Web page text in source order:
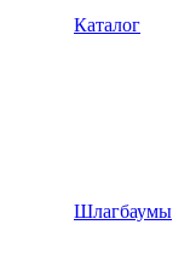
Каталог
Шлагбаумы